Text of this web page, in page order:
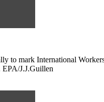
to mark International
J.J.Guillen